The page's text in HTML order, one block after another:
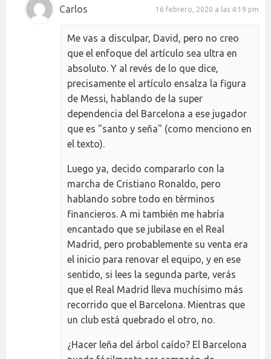
Carlos 16 febrero, 2020 a las 4:19 pm
Me vas a disculpar, David, pero no creo
que el enfoque del artículo sea ultra en
absoluto. Y al revés de lo que dice,
precisamente el artículo ensalza la figura
de Messi, hablando de la super
dependencia del Barcelona a ese jugador
que es "santo y seña" (como menciono en
el texto).
Luego ya, decido compararlo con la
marcha de Cristiano Ronaldo, pero
hablando sobre todo en términos
financieros. A mi también me habría
encantado que se jubilase en el Real
Madrid, pero probablemente su venta era
el inicio para renovar el equipo, y en ese
sentido, si lees la segunda parte, verás
que el Real Madrid lleva muchísimo más
recorrido que el Barcelona. Mientras que
un club está quebrado el otro, no.
¿Hacer leña del árbol caído? El Barcelona